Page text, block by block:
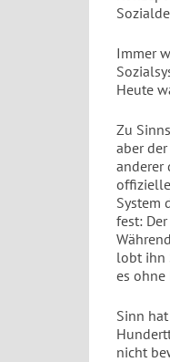
Immer
Heute
Zu
aber
anderer
System
fest:
lobt ihn
es ohne
Sinn
nicht